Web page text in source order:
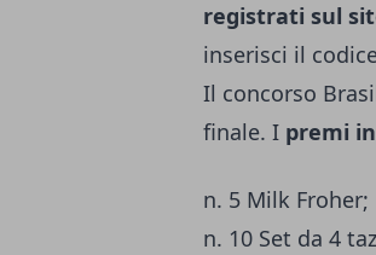
registrati sul
inserisci il
Il concorso
finale. I premi
n. 5 Milk Froher;
n. 10 Set da 4